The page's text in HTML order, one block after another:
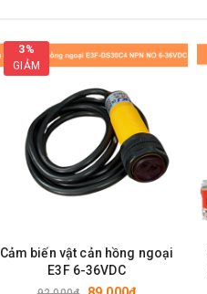
3%
GIẢM
Cảm biến vật cản hồng ngoại
E3F 6-36VDC